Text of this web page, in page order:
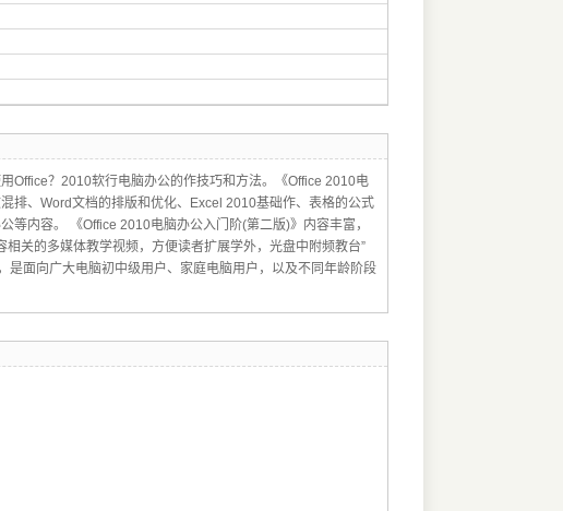
Office？2010软行电脑办公的作技巧和方法。《Office 2010电
排、Word文档的排版和优化、Excel 2010基础作、表格的公式
内容。 《Office 2010电脑办公入门阶(第二版)》内容丰富，
关的多媒体教学视频，方便读者扩展学外，光盘中附频教台”
面向广大电脑初中级用户、家庭电脑用户，以及不同年龄阶段